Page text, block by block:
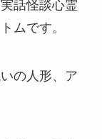
話怪談心霊
ムです。
の人形、ア